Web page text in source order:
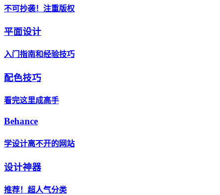
不可抄袭！注重版权
平面设计
入门指南和经验技巧
配色技巧
看完这里成高手
Behance
学设计离不开的网站
设计神器
推荐！超人气分类